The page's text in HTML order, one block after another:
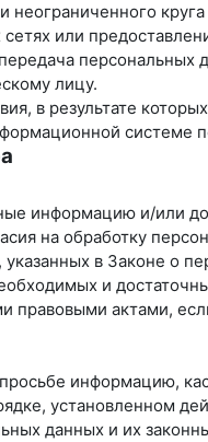
или
персональных
лицу.
в результате
информацию и/или
на обработку
в Законе о
и
правовыми актами,
информацию,
установленном
данных и их